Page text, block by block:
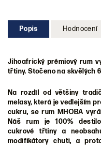
Popis Hodnocení
Jihoafrický prémiový rum
třtiny. Stočeno na skvělých
Na rozdíl od většiny
melasy, která je vedlejším
cukru, se rum MHOBA
Náš rum je 100%
cukrové třtiny a
modifikátory chuti, a